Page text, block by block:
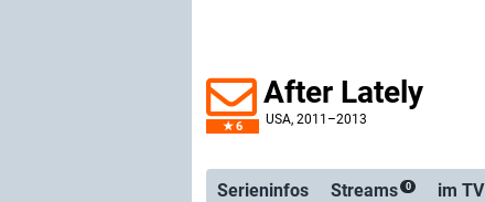
6
After Lately
USA, 2011–2013
Serienticker
Serieninfos Streams 0 im TV